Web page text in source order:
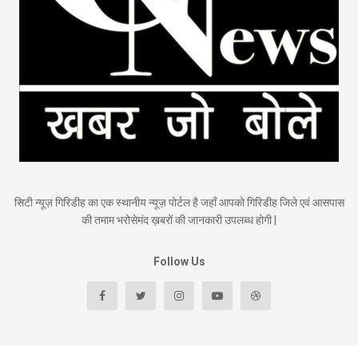
सिटी न्यूज़ गिरिडीह का एक स्थानीय न्यूज़ पोर्टल है जहाँ आपको गिरिडीह जिले एवं आसपास
की तमाम भरोसेमंद ख़बरों की जानकारी उपलब्ध होगी |
Follow Us